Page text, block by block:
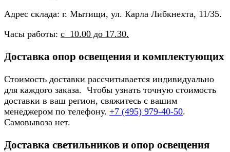
Адрес склада: г. Мытищи, ул. Карла Либкнехта, 11/35.
Часы работы: с 10.00 до 17.30.
Доставка опор освещения и комплектующих
Стоимость доставки рассчитывается индивидуально
для каждого заказа. Чтобы узнать точную стоимость
доставки в ваш регион, свяжитесь с вашим
менеджером по телефону. +7 (495) 979-40-50.
Самовывоза нет.
Доставка светильников и опор освещения